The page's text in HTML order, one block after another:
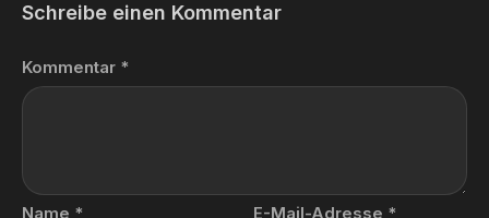
Schreibe einen Kommentar
Kommentar *
Name * E-Mail-Adresse *